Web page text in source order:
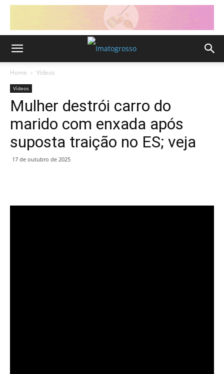
Home Vídeos
Vídeos
Mulher destrói carro do
marido com enxada após
suposta traição no ES; veja
17 de outubro de 2025